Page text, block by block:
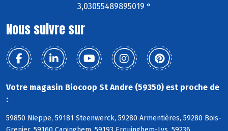
3,03055489895019 °
Nous suivre sur
Votre magasin Biocoop St Andre (59350) est proche de
:
59850 Nieppe, 59181 Steenwerck, 59280 Armentières, 59280 Bois-